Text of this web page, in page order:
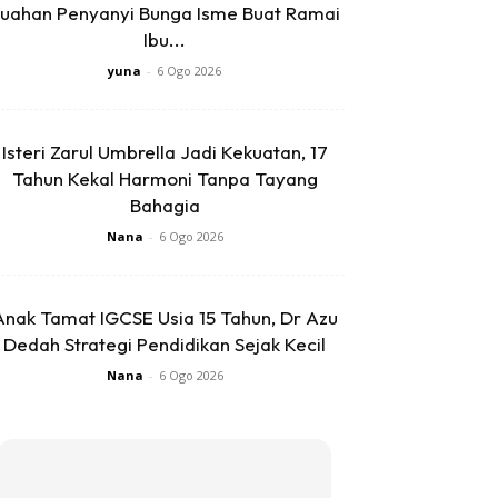
Penyanyi Bunga Isme Buat Ramai
Ibu...
yuna - 6 Ogo 2026
Isteri Zarul Umbrella Jadi Kekuatan, 17
Tahun Kekal Harmoni Tanpa Tayang
Bahagia
Nana - 6 Ogo 2026
Tamat IGCSE Usia 15 Tahun, Dr Azu
Dedah Strategi Pendidikan Sejak Kecil
Nana - 6 Ogo 2026